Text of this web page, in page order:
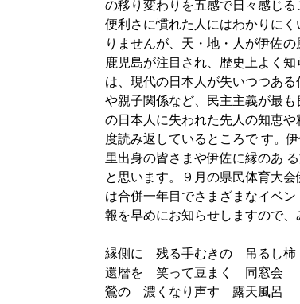
の移り変わりを五感で日々感じ
便利さに慣れた人にはわかりに
りませんが、天・地・人が伊佐
鹿児島が注目され、歴史上よく
は、現代の日本人が失いつつあ
や親子関係など、民主主義が最
の日本人に失われた先人の知恵
度読み返しているところで す。
里出身の皆さまや伊佐に縁のあ
と思います。９月の県民体育大
は合併一年目でさまざまなイベ
報を早めにお知らせしますので、
縁側に 残る手むきの 吊るし柿
還暦を 笑って豆まく 同窓会
鶯の 濃くなり声す 露天風呂